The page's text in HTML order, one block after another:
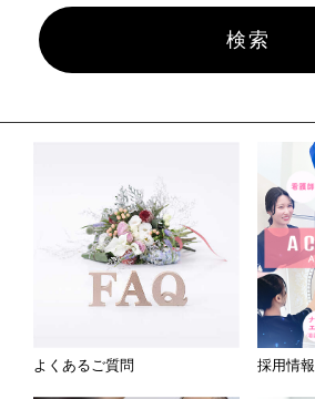
よくあるご質問 採用情報